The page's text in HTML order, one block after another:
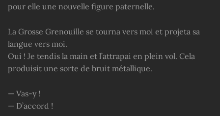
pour elle une nouvelle figure paternelle.
La Grosse Grenouille se tourna vers moi et projeta sa
langue vers moi.
Oui ! Je tendis la main et l’attrapai en plein vol. Cela
produisit une sorte de bruit métallique.
— Vas-y !
— D’accord !